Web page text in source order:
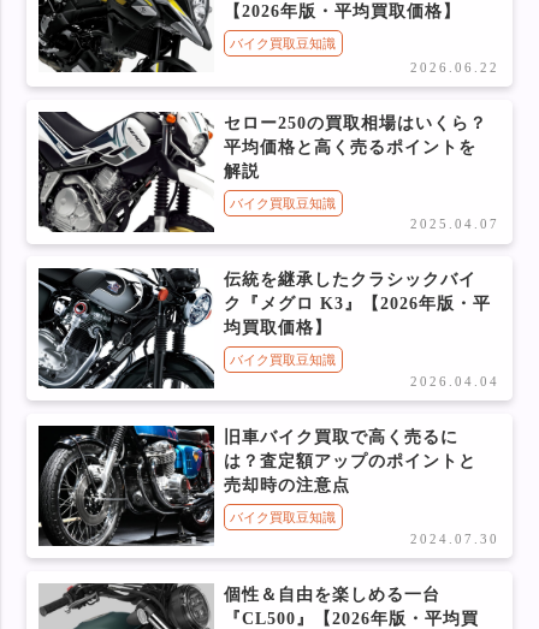
【2026年版・平均買取価格】
バイク買取豆知識
2026.06.22
セロー250の買取相場はいくら？
平均価格と高く売るポイントを
解説
バイク買取豆知識
2025.04.07
伝統を継承したクラシックバイ
ク『メグロ K3』【2026年版・平
均買取価格】
バイク買取豆知識
2026.04.04
旧車バイク買取で高く売るに
は？査定額アップのポイントと
売却時の注意点
バイク買取豆知識
2024.07.30
個性＆自由を楽しめる一台
『CL500』【2026年版・平均買